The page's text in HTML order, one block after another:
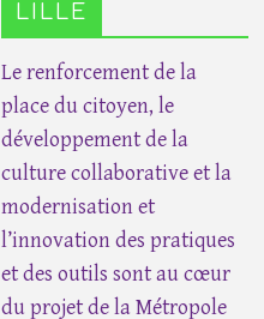
LILLE
Le renforcement de la
place du citoyen, le
développement de la
culture collaborative et la
modernisation et
l’innovation des pratiques
et des outils sont au cœur
du projet de la Métropole